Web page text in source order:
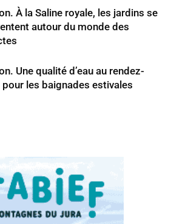
À la Saline royale, les jardins se
autour du monde des
Une qualité d’eau au rendez-
pour les baignades estivales